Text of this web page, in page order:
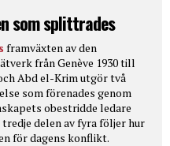
som splittrades
framväxten av den
från Genève 1930 till
Abd el-Krim utgör två
som förenades genom
obestridde ledare
delen av fyra följer hur
för dagens konflikt.